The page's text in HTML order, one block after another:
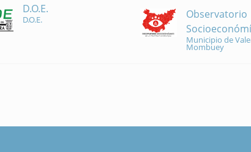
D.O.E.
D.O.E.
Observatorio
Municipio de
Mombuey